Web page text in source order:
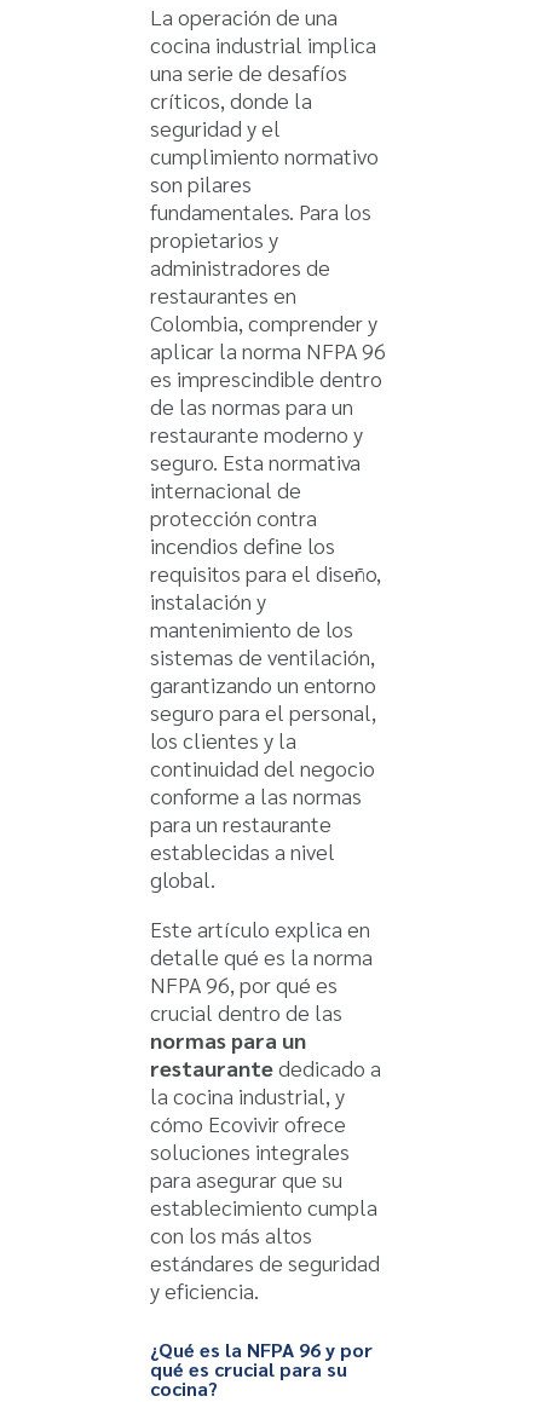
La operación de una
cocina industrial implica
una serie de desafíos
críticos, donde la
seguridad y el
cumplimiento normativo
son pilares
fundamentales. Para los
propietarios y
administradores de
restaurantes en
Colombia, comprender y
aplicar la norma NFPA 96
es imprescindible dentro
de las normas para un
restaurante moderno y
seguro. Esta normativa
internacional de
protección contra
incendios define los
requisitos para el diseño,
instalación y
mantenimiento de los
sistemas de ventilación,
garantizando un entorno
seguro para el personal,
los clientes y la
continuidad del negocio
conforme a las normas
para un restaurante
establecidas a nivel
global.
Este artículo explica en
detalle qué es la norma
NFPA 96, por qué es
crucial dentro de las
normas para un
restaurantededicado a
la cocina industrial, y
cómo Ecovivir ofrece
soluciones integrales
para asegurar que su
establecimiento cumpla
con los más altos
estándares de seguridad
y eficiencia.
¿Qué es la NFPA 96 y por
qué es crucial para su
cocina?